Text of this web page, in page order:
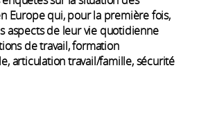
Europe qui, pour la première fois,
aspects de leur vie quotidienne
de travail, formation
articulation travail/famille, sécurité